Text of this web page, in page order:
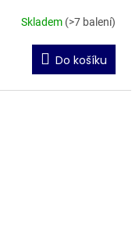
Skladem (>7 balení)
Do košíku